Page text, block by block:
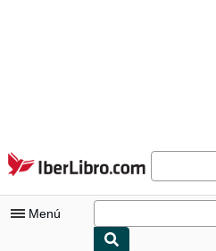
Pasar al contenido principal
IberLibro.com
Menú